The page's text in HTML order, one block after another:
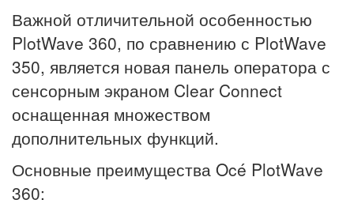
Важной отличительной особенностью
PlotWave 360, по сравнению с PlotWave
350, является новая панель оператора с
сенсорным экраном Clear Connect
оснащенная множеством
дополнительных функций.
Основные преимущества Océ PlotWave
360: